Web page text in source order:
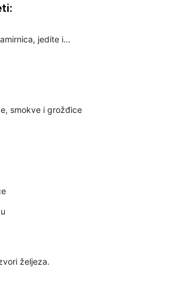
jedite i…
smokve i grožđice
željeza.